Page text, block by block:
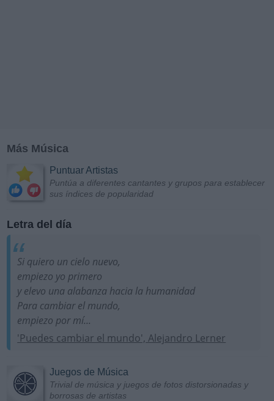
Más Música
Puntuar Artistas
Puntúa a diferentes cantantes y grupos para establecer
sus índices de popularidad
Letra del día
Si quiero un cielo nuevo,
empiezo yo primero
y elevo una alabanza hacia la humanidad
Para cambiar el mundo,
empiezo por mí...
'Puedes cambiar el mundo', Alejandro Lerner
Juegos de Música
Trivial de música y juegos de fotos distorsionadas y
borrosas de artistas